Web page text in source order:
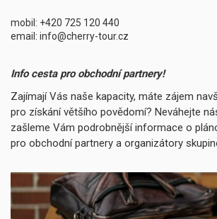
mobil: +420 725 120 440
email: info@cherry-tour.cz
Info cesta pro obchodní partnery!
Zajímají Vás naše kapacity, máte zájem
pro získání většího povědomí? Neváhejte
zašleme Vám podrobnější informace o
pro obchodní partnery a organizátory